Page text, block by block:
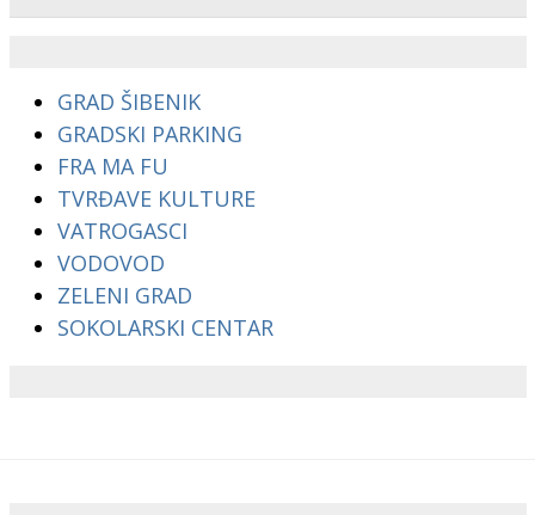
GRAD ŠIBENIK
GRADSKI PARKING
FRA MA FU
TVRĐAVE KULTURE
VATROGASCI
VODOVOD
ZELENI GRAD
SOKOLARSKI CENTAR